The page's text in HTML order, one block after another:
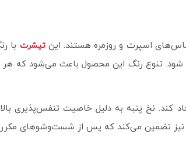
اسپرت و روزمره هستند. اینتیشرت با
تنوع رنگ این محصول باعث می‌شود که هر فرد
نخ پنبه به دلیل خاصیت تنفس‌پذیری
تضمین می‌کند که پس از شست‌وشوهای